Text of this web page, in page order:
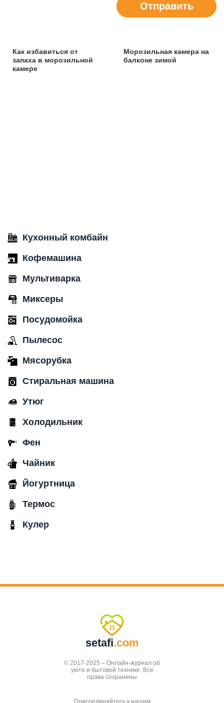
Отправить
Как избавиться от
запаха в морозильной
камере
Морозильная камера на
балконе зимой
Кухонный комбайн
Кофемашина
Мультиварка
Миксеры
Посудомойка
Пылесос
Мясорубка
Стиральная машина
Утюг
Холодильник
Фен
Чайник
Йогуртница
Термос
Кулер
setafi.com
© 2017-2025 – Онлайн-журнал об
уюте и бытовой технике. Все
права сохранены